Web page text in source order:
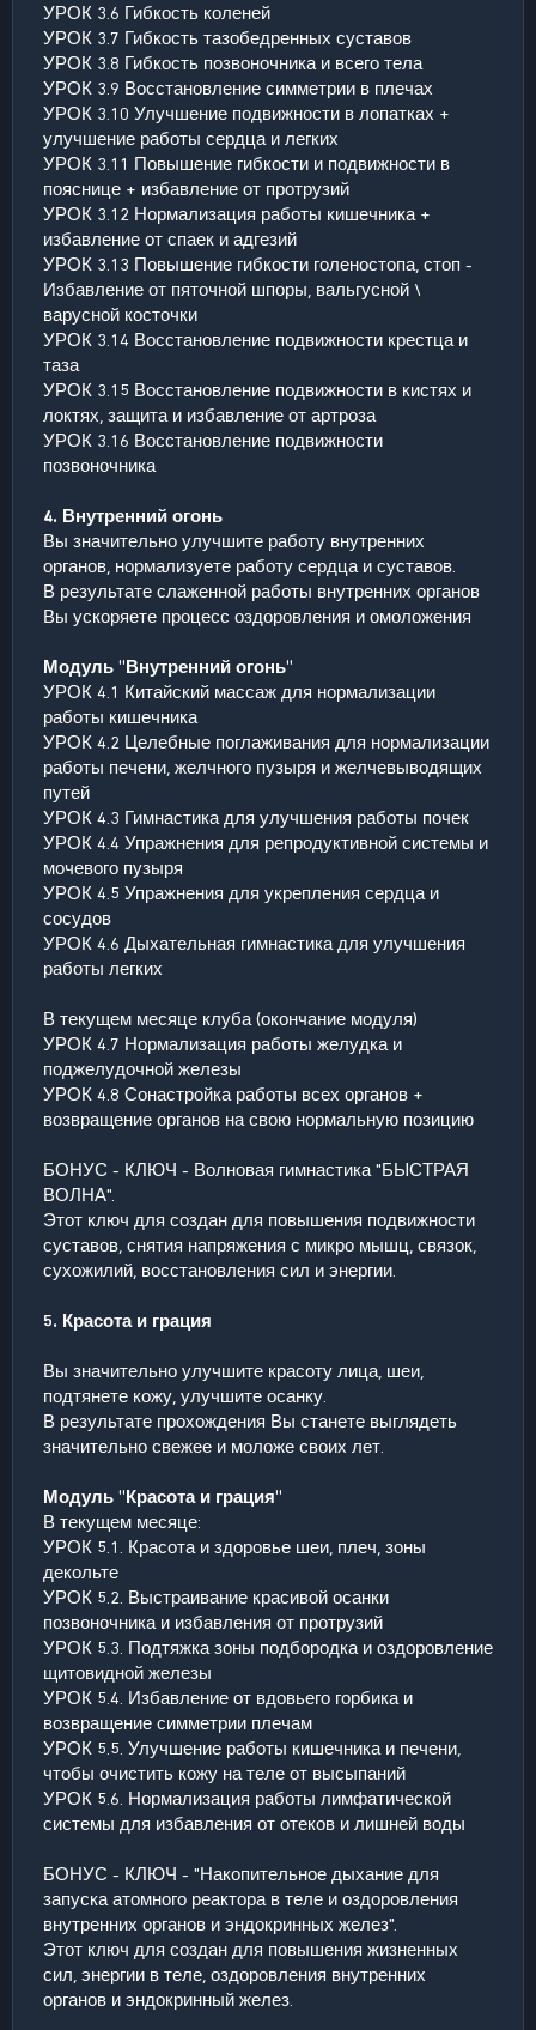
УРОК 3.6 Гибкость коленей
УРОК 3.7 Гибкость тазобедренных суставов
УРОК 3.8 Гибкость позвоночника и всего тела
УРОК 3.9 Восстановление симметрии в плечах
УРОК 3.10 Улучшение подвижности в лопатках +
улучшение работы сердца и легких
УРОК 3.11 Повышение гибкости и подвижности в
пояснице + избавление от протрузий
УРОК 3.12 Нормализация работы кишечника +
избавление от спаек и адгезий
УРОК 3.13 Повышение гибкости голеностопа, стоп -
Избавление от пяточной шпоры, вальгусной \
варусной косточки
УРОК 3.14 Восстановление подвижности крестца и
таза
УРОК 3.15 Восстановление подвижности в кистях и
локтях, защита и избавление от артроза
УРОК 3.16 Восстановление подвижности
позвоночника
4. Внутренний огонь
Вы значительно улучшите работу внутренних
органов, нормализуете работу сердца и суставов.
В результате слаженной работы внутренних органов
Вы ускоряете процесс оздоровления и омоложения
Модуль "Внутренний огонь"
УРОК 4.1 Китайский массаж для нормализации
работы кишечника
УРОК 4.2 Целебные поглаживания для нормализации
работы печени, желчного пузыря и желчевыводящих
путей
УРОК 4.3 Гимнастика для улучшения работы почек
УРОК 4.4 Упражнения для репродуктивной системы и
мочевого пузыря
УРОК 4.5 Упражнения для укрепления сердца и
сосудов
УРОК 4.6 Дыхательная гимнастика для улучшения
работы легких
В текущем месяце клуба (окончание модуля)
УРОК 4.7 Нормализация работы желудка и
поджелудочной железы
УРОК 4.8 Сонастройка работы всех органов +
возвращение органов на свою нормальную позицию
БОНУС - КЛЮЧ - Волновая гимнастика "БЫСТРАЯ
ВОЛНА".
Этот ключ для создан для повышения подвижности
суставов, снятия напряжения с микро мышц, связок,
сухожилий, восстановления сил и энергии.
5. Красота и грация
Вы значительно улучшите красоту лица, шеи,
подтянете кожу, улучшите осанку.
В результате прохождения Вы станете выглядеть
значительно свежее и моложе своих лет.
Модуль "Красота и грация"
В текущем месяце:
УРОК 5.1. Красота и здоровье шеи, плеч, зоны
декольте
УРОК 5.2. Выстраивание красивой осанки
позвоночника и избавления от протрузий
УРОК 5.3. Подтяжка зоны подбородка и оздоровление
щитовидной железы
УРОК 5.4. Избавление от вдовьего горбика и
возвращение симметрии плечам
УРОК 5.5. Улучшение работы кишечника и печени,
чтобы очистить кожу на теле от высыпаний
УРОК 5.6. Нормализация работы лимфатической
системы для избавления от отеков и лишней воды
БОНУС - КЛЮЧ - "Накопительное дыхание для
запуска атомного реактора в теле и оздоровления
внутренних органов и эндокринных желез".
Этот ключ для создан для повышения жизненных
сил, энергии в теле, оздоровления внутренних
органов и эндокринный желез.